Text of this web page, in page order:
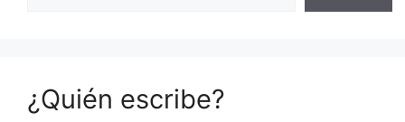
¿Quién escribe?